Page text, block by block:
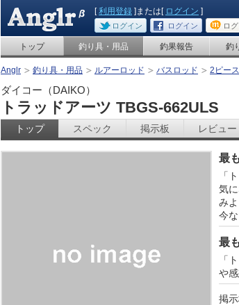
[利用登録 ]または[ ログイン ]
ログイン ログイン ロ
トップ 釣り具・用品 釣果報告 釣
Anglr 釣り具・用品 ルアーロッド バスロッド 2ピー
ダイコー（DAIKO）
トラッドアーツ TBGS-662ULS
トップ スペック 掲示板 レビュー
最
「
気
みよ
今
最
「
や
掲